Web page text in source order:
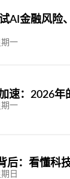
AI金融风险
一
速：2026年
一
后：看懂科
日